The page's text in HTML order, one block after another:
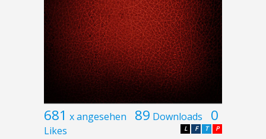
681 x angesehen 89 Downloads 0
Likes P
T
F
L